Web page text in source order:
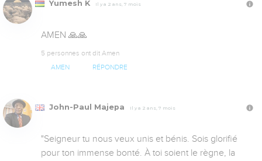
Yumesh K Il y a 2 ans, 7 mois
AMEN 🙏🙏
5 personnes ont dit Amen
AMEN RÉPONDRE
John-Paul Majepa Il y a 2 ans, 7 mois
​​"Seigneur tu nous veux unis et bénis. Sois glorifié
pour ton immense bonté. À toi soient le règne, la